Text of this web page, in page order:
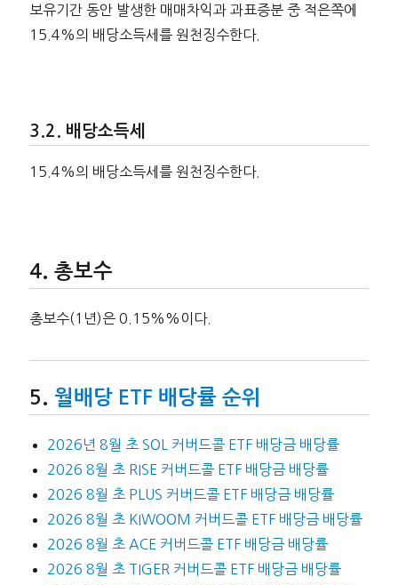
보유기간 동안 발생한 매매차익과 과표증분 중 적은쪽에
15.4%의 배당소득세를 원천징수한다.
배당소득세
15.4%의 배당소득세를 원천징수한다.
총보수
총보수(1년)은 0.15%%이다.
월배당 ETF 배당률 순위
2026년 8월 초 SOL 커버드콜 ETF 배당금 배당률
2026 8월 초 RISE 커버드콜 ETF 배당금 배당률
2026 8월 초 PLUS 커버드콜 ETF 배당금 배당률
2026 8월 초 KIWOOM 커버드콜 ETF 배당금 배당률
2026 8월 초 ACE 커버드콜 ETF 배당금 배당률
2026 8월 초 TIGER 커버드콜 ETF 배당금 배당률